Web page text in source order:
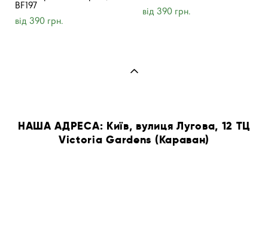
BF197
від 390 грн.
від 390 грн.
НАША АДРЕСА: Київ, вулиця Лугова, 12 ТЦ
Victoria Gardens (Караван)